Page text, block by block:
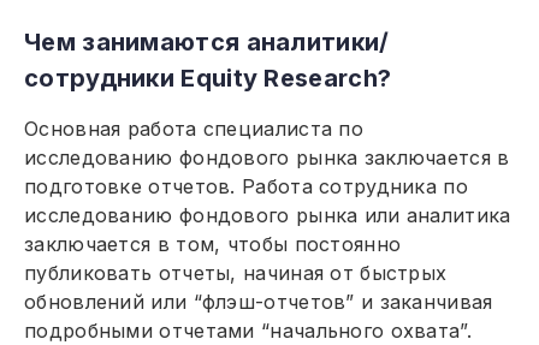
Чем занимаются аналитики/
сотрудники Equity Research?
Основная работа специалиста по
исследованию фондового рынка заключается в
подготовке отчетов. Работа сотрудника по
исследованию фондового рынка или аналитика
заключается в том, чтобы постоянно
публиковать отчеты, начиная от быстрых
обновлений или “флэш-отчетов” и заканчивая
подробными отчетами “начального охвата”.